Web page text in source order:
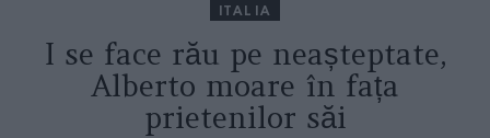
ITALIA
I se face rău pe neașteptate,
Alberto moare în fața
prietenilor săi